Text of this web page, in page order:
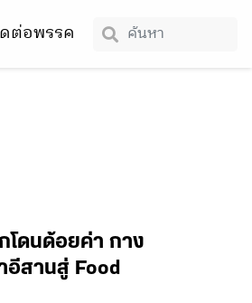
ต่อพรรค
โดนด้อยค่า กาง
สานสู่ Food